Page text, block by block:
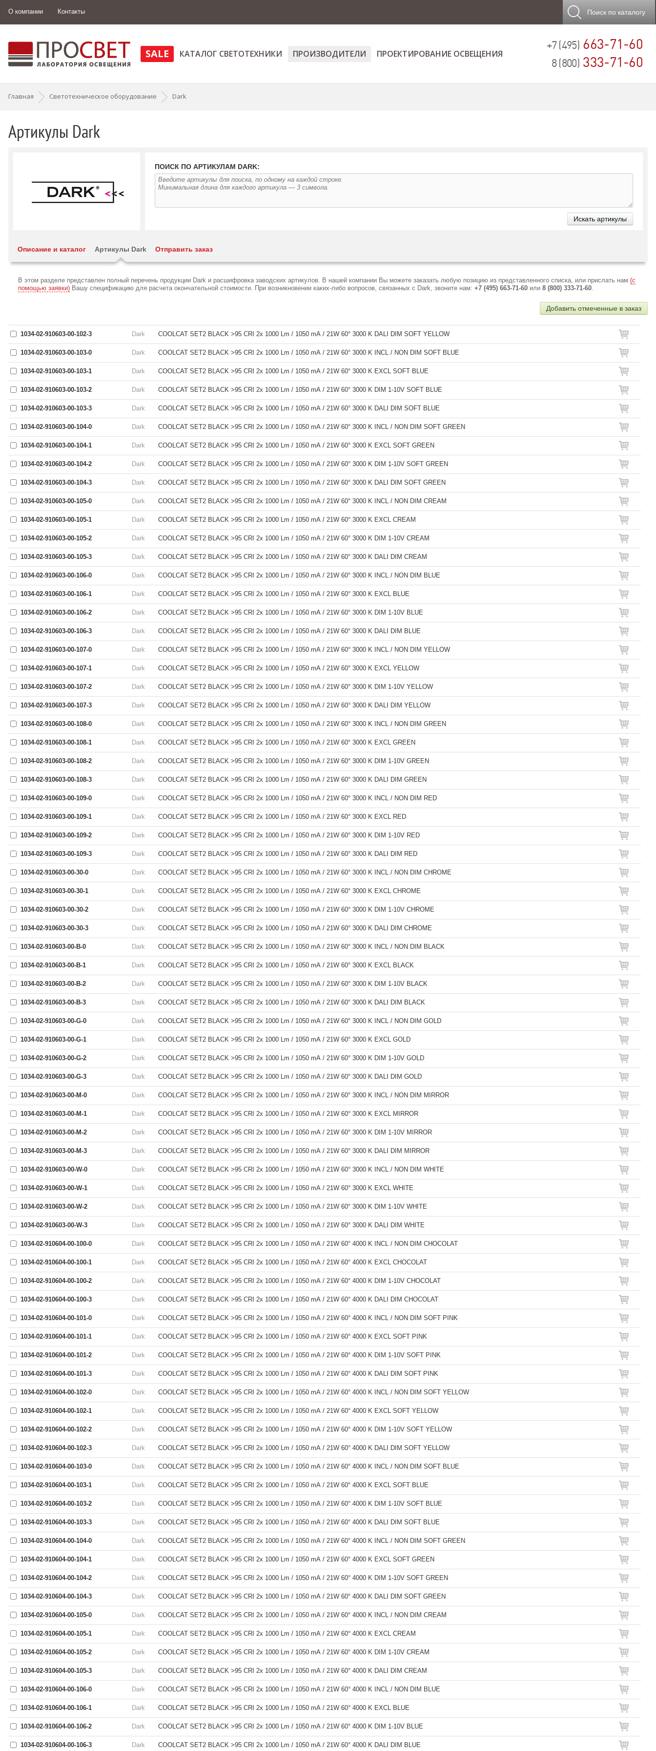
О компании Контакты Поиск по каталогу
+7 (495) 663-71-60
8 (800) 333-71-60
SALE КАТАЛОГ СВЕТОТЕХНИКИ ПРОИЗВОДИТЕЛИ ПРОЕКТИРОВАНИЕ ОСВЕЩЕНИЯ
Главная Светотехническое оборудование Dark
Артикулы Dark
ПОИСК ПО АРТИКУЛАМ DARK:
Описание и каталог Артикулы Dark Отправить заказ
В этом разделе представлен полный перечень продукции Dark и расшифровка заводских артикулов. В нашей компании Вы можете заказать любую позицию из представленного списка, или прислать нам (с
помощью заявки) Вашу спецификацию для расчета окончательной стоимости. При возникновении каких-либо вопросов, связанных с Dark, звоните нам: +7 (495) 663-71-60 или 8 (800) 333-71-60.
Добавить отмеченные в заказ
1034-02-910603-00-102-3 Dark COOLCAT SET2 BLACK >95 CRI 2x 1000 Lm / 1050 mA / 21W 60° 3000 K DALI DIM SOFT YELLOW
1034-02-910603-00-103-0 Dark COOLCAT SET2 BLACK >95 CRI 2x 1000 Lm / 1050 mA / 21W 60° 3000 K INCL / NON DIM SOFT BLUE
1034-02-910603-00-103-1 Dark COOLCAT SET2 BLACK >95 CRI 2x 1000 Lm / 1050 mA / 21W 60° 3000 K EXCL SOFT BLUE
1034-02-910603-00-103-2 Dark COOLCAT SET2 BLACK >95 CRI 2x 1000 Lm / 1050 mA / 21W 60° 3000 K DIM 1-10V SOFT BLUE
1034-02-910603-00-103-3 Dark COOLCAT SET2 BLACK >95 CRI 2x 1000 Lm / 1050 mA / 21W 60° 3000 K DALI DIM SOFT BLUE
1034-02-910603-00-104-0 Dark COOLCAT SET2 BLACK >95 CRI 2x 1000 Lm / 1050 mA / 21W 60° 3000 K INCL / NON DIM SOFT GREEN
1034-02-910603-00-104-1 Dark COOLCAT SET2 BLACK >95 CRI 2x 1000 Lm / 1050 mA / 21W 60° 3000 K EXCL SOFT GREEN
1034-02-910603-00-104-2 Dark COOLCAT SET2 BLACK >95 CRI 2x 1000 Lm / 1050 mA / 21W 60° 3000 K DIM 1-10V SOFT GREEN
1034-02-910603-00-104-3 Dark COOLCAT SET2 BLACK >95 CRI 2x 1000 Lm / 1050 mA / 21W 60° 3000 K DALI DIM SOFT GREEN
1034-02-910603-00-105-0 Dark COOLCAT SET2 BLACK >95 CRI 2x 1000 Lm / 1050 mA / 21W 60° 3000 K INCL / NON DIM CREAM
1034-02-910603-00-105-1 Dark COOLCAT SET2 BLACK >95 CRI 2x 1000 Lm / 1050 mA / 21W 60° 3000 K EXCL CREAM
1034-02-910603-00-105-2 Dark COOLCAT SET2 BLACK >95 CRI 2x 1000 Lm / 1050 mA / 21W 60° 3000 K DIM 1-10V CREAM
1034-02-910603-00-105-3 Dark COOLCAT SET2 BLACK >95 CRI 2x 1000 Lm / 1050 mA / 21W 60° 3000 K DALI DIM CREAM
1034-02-910603-00-106-0 Dark COOLCAT SET2 BLACK >95 CRI 2x 1000 Lm / 1050 mA / 21W 60° 3000 K INCL / NON DIM BLUE
1034-02-910603-00-106-1 Dark COOLCAT SET2 BLACK >95 CRI 2x 1000 Lm / 1050 mA / 21W 60° 3000 K EXCL BLUE
1034-02-910603-00-106-2 Dark COOLCAT SET2 BLACK >95 CRI 2x 1000 Lm / 1050 mA / 21W 60° 3000 K DIM 1-10V BLUE
1034-02-910603-00-106-3 Dark COOLCAT SET2 BLACK >95 CRI 2x 1000 Lm / 1050 mA / 21W 60° 3000 K DALI DIM BLUE
1034-02-910603-00-107-0 Dark COOLCAT SET2 BLACK >95 CRI 2x 1000 Lm / 1050 mA / 21W 60° 3000 K INCL / NON DIM YELLOW
1034-02-910603-00-107-1 Dark COOLCAT SET2 BLACK >95 CRI 2x 1000 Lm / 1050 mA / 21W 60° 3000 K EXCL YELLOW
1034-02-910603-00-107-2 Dark COOLCAT SET2 BLACK >95 CRI 2x 1000 Lm / 1050 mA / 21W 60° 3000 K DIM 1-10V YELLOW
1034-02-910603-00-107-3 Dark COOLCAT SET2 BLACK >95 CRI 2x 1000 Lm / 1050 mA / 21W 60° 3000 K DALI DIM YELLOW
1034-02-910603-00-108-0 Dark COOLCAT SET2 BLACK >95 CRI 2x 1000 Lm / 1050 mA / 21W 60° 3000 K INCL / NON DIM GREEN
1034-02-910603-00-108-1 Dark COOLCAT SET2 BLACK >95 CRI 2x 1000 Lm / 1050 mA / 21W 60° 3000 K EXCL GREEN
1034-02-910603-00-108-2 Dark COOLCAT SET2 BLACK >95 CRI 2x 1000 Lm / 1050 mA / 21W 60° 3000 K DIM 1-10V GREEN
1034-02-910603-00-108-3 Dark COOLCAT SET2 BLACK >95 CRI 2x 1000 Lm / 1050 mA / 21W 60° 3000 K DALI DIM GREEN
1034-02-910603-00-109-0 Dark COOLCAT SET2 BLACK >95 CRI 2x 1000 Lm / 1050 mA / 21W 60° 3000 K INCL / NON DIM RED
1034-02-910603-00-109-1 Dark COOLCAT SET2 BLACK >95 CRI 2x 1000 Lm / 1050 mA / 21W 60° 3000 K EXCL RED
1034-02-910603-00-109-2 Dark COOLCAT SET2 BLACK >95 CRI 2x 1000 Lm / 1050 mA / 21W 60° 3000 K DIM 1-10V RED
1034-02-910603-00-109-3 Dark COOLCAT SET2 BLACK >95 CRI 2x 1000 Lm / 1050 mA / 21W 60° 3000 K DALI DIM RED
1034-02-910603-00-30-0 Dark COOLCAT SET2 BLACK >95 CRI 2x 1000 Lm / 1050 mA / 21W 60° 3000 K INCL / NON DIM CHROME
1034-02-910603-00-30-1 Dark COOLCAT SET2 BLACK >95 CRI 2x 1000 Lm / 1050 mA / 21W 60° 3000 K EXCL CHROME
1034-02-910603-00-30-2 Dark COOLCAT SET2 BLACK >95 CRI 2x 1000 Lm / 1050 mA / 21W 60° 3000 K DIM 1-10V CHROME
1034-02-910603-00-30-3 Dark COOLCAT SET2 BLACK >95 CRI 2x 1000 Lm / 1050 mA / 21W 60° 3000 K DALI DIM CHROME
1034-02-910603-00-B-0 Dark COOLCAT SET2 BLACK >95 CRI 2x 1000 Lm / 1050 mA / 21W 60° 3000 K INCL / NON DIM BLACK
1034-02-910603-00-B-1 Dark COOLCAT SET2 BLACK >95 CRI 2x 1000 Lm / 1050 mA / 21W 60° 3000 K EXCL BLACK
1034-02-910603-00-B-2 Dark COOLCAT SET2 BLACK >95 CRI 2x 1000 Lm / 1050 mA / 21W 60° 3000 K DIM 1-10V BLACK
1034-02-910603-00-B-3 Dark COOLCAT SET2 BLACK >95 CRI 2x 1000 Lm / 1050 mA / 21W 60° 3000 K DALI DIM BLACK
1034-02-910603-00-G-0 Dark COOLCAT SET2 BLACK >95 CRI 2x 1000 Lm / 1050 mA / 21W 60° 3000 K INCL / NON DIM GOLD
1034-02-910603-00-G-1 Dark COOLCAT SET2 BLACK >95 CRI 2x 1000 Lm / 1050 mA / 21W 60° 3000 K EXCL GOLD
1034-02-910603-00-G-2 Dark COOLCAT SET2 BLACK >95 CRI 2x 1000 Lm / 1050 mA / 21W 60° 3000 K DIM 1-10V GOLD
1034-02-910603-00-G-3 Dark COOLCAT SET2 BLACK >95 CRI 2x 1000 Lm / 1050 mA / 21W 60° 3000 K DALI DIM GOLD
1034-02-910603-00-M-0 Dark COOLCAT SET2 BLACK >95 CRI 2x 1000 Lm / 1050 mA / 21W 60° 3000 K INCL / NON DIM MIRROR
1034-02-910603-00-M-1 Dark COOLCAT SET2 BLACK >95 CRI 2x 1000 Lm / 1050 mA / 21W 60° 3000 K EXCL MIRROR
1034-02-910603-00-M-2 Dark COOLCAT SET2 BLACK >95 CRI 2x 1000 Lm / 1050 mA / 21W 60° 3000 K DIM 1-10V MIRROR
1034-02-910603-00-M-3 Dark COOLCAT SET2 BLACK >95 CRI 2x 1000 Lm / 1050 mA / 21W 60° 3000 K DALI DIM MIRROR
1034-02-910603-00-W-0 Dark COOLCAT SET2 BLACK >95 CRI 2x 1000 Lm / 1050 mA / 21W 60° 3000 K INCL / NON DIM WHITE
1034-02-910603-00-W-1 Dark COOLCAT SET2 BLACK >95 CRI 2x 1000 Lm / 1050 mA / 21W 60° 3000 K EXCL WHITE
1034-02-910603-00-W-2 Dark COOLCAT SET2 BLACK >95 CRI 2x 1000 Lm / 1050 mA / 21W 60° 3000 K DIM 1-10V WHITE
1034-02-910603-00-W-3 Dark COOLCAT SET2 BLACK >95 CRI 2x 1000 Lm / 1050 mA / 21W 60° 3000 K DALI DIM WHITE
1034-02-910604-00-100-0 Dark COOLCAT SET2 BLACK >95 CRI 2x 1000 Lm / 1050 mA / 21W 60° 4000 K INCL / NON DIM CHOCOLAT
1034-02-910604-00-100-1 Dark COOLCAT SET2 BLACK >95 CRI 2x 1000 Lm / 1050 mA / 21W 60° 4000 K EXCL CHOCOLAT
1034-02-910604-00-100-2 Dark COOLCAT SET2 BLACK >95 CRI 2x 1000 Lm / 1050 mA / 21W 60° 4000 K DIM 1-10V CHOCOLAT
1034-02-910604-00-100-3 Dark COOLCAT SET2 BLACK >95 CRI 2x 1000 Lm / 1050 mA / 21W 60° 4000 K DALI DIM CHOCOLAT
1034-02-910604-00-101-0 Dark COOLCAT SET2 BLACK >95 CRI 2x 1000 Lm / 1050 mA / 21W 60° 4000 K INCL / NON DIM SOFT PINK
1034-02-910604-00-101-1 Dark COOLCAT SET2 BLACK >95 CRI 2x 1000 Lm / 1050 mA / 21W 60° 4000 K EXCL SOFT PINK
1034-02-910604-00-101-2 Dark COOLCAT SET2 BLACK >95 CRI 2x 1000 Lm / 1050 mA / 21W 60° 4000 K DIM 1-10V SOFT PINK
1034-02-910604-00-101-3 Dark COOLCAT SET2 BLACK >95 CRI 2x 1000 Lm / 1050 mA / 21W 60° 4000 K DALI DIM SOFT PINK
1034-02-910604-00-102-0 Dark COOLCAT SET2 BLACK >95 CRI 2x 1000 Lm / 1050 mA / 21W 60° 4000 K INCL / NON DIM SOFT YELLOW
1034-02-910604-00-102-1 Dark COOLCAT SET2 BLACK >95 CRI 2x 1000 Lm / 1050 mA / 21W 60° 4000 K EXCL SOFT YELLOW
1034-02-910604-00-102-2 Dark COOLCAT SET2 BLACK >95 CRI 2x 1000 Lm / 1050 mA / 21W 60° 4000 K DIM 1-10V SOFT YELLOW
1034-02-910604-00-102-3 Dark COOLCAT SET2 BLACK >95 CRI 2x 1000 Lm / 1050 mA / 21W 60° 4000 K DALI DIM SOFT YELLOW
1034-02-910604-00-103-0 Dark COOLCAT SET2 BLACK >95 CRI 2x 1000 Lm / 1050 mA / 21W 60° 4000 K INCL / NON DIM SOFT BLUE
1034-02-910604-00-103-1 Dark COOLCAT SET2 BLACK >95 CRI 2x 1000 Lm / 1050 mA / 21W 60° 4000 K EXCL SOFT BLUE
1034-02-910604-00-103-2 Dark COOLCAT SET2 BLACK >95 CRI 2x 1000 Lm / 1050 mA / 21W 60° 4000 K DIM 1-10V SOFT BLUE
1034-02-910604-00-103-3 Dark COOLCAT SET2 BLACK >95 CRI 2x 1000 Lm / 1050 mA / 21W 60° 4000 K DALI DIM SOFT BLUE
1034-02-910604-00-104-0 Dark COOLCAT SET2 BLACK >95 CRI 2x 1000 Lm / 1050 mA / 21W 60° 4000 K INCL / NON DIM SOFT GREEN
1034-02-910604-00-104-1 Dark COOLCAT SET2 BLACK >95 CRI 2x 1000 Lm / 1050 mA / 21W 60° 4000 K EXCL SOFT GREEN
1034-02-910604-00-104-2 Dark COOLCAT SET2 BLACK >95 CRI 2x 1000 Lm / 1050 mA / 21W 60° 4000 K DIM 1-10V SOFT GREEN
1034-02-910604-00-104-3 Dark COOLCAT SET2 BLACK >95 CRI 2x 1000 Lm / 1050 mA / 21W 60° 4000 K DALI DIM SOFT GREEN
1034-02-910604-00-105-0 Dark COOLCAT SET2 BLACK >95 CRI 2x 1000 Lm / 1050 mA / 21W 60° 4000 K INCL / NON DIM CREAM
1034-02-910604-00-105-1 Dark COOLCAT SET2 BLACK >95 CRI 2x 1000 Lm / 1050 mA / 21W 60° 4000 K EXCL CREAM
1034-02-910604-00-105-2 Dark COOLCAT SET2 BLACK >95 CRI 2x 1000 Lm / 1050 mA / 21W 60° 4000 K DIM 1-10V CREAM
1034-02-910604-00-105-3 Dark COOLCAT SET2 BLACK >95 CRI 2x 1000 Lm / 1050 mA / 21W 60° 4000 K DALI DIM CREAM
1034-02-910604-00-106-0 Dark COOLCAT SET2 BLACK >95 CRI 2x 1000 Lm / 1050 mA / 21W 60° 4000 K INCL / NON DIM BLUE
1034-02-910604-00-106-1 Dark COOLCAT SET2 BLACK >95 CRI 2x 1000 Lm / 1050 mA / 21W 60° 4000 K EXCL BLUE
1034-02-910604-00-106-2 Dark COOLCAT SET2 BLACK >95 CRI 2x 1000 Lm / 1050 mA / 21W 60° 4000 K DIM 1-10V BLUE
1034-02-910604-00-106-3 Dark COOLCAT SET2 BLACK >95 CRI 2x 1000 Lm / 1050 mA / 21W 60° 4000 K DALI DIM BLUE